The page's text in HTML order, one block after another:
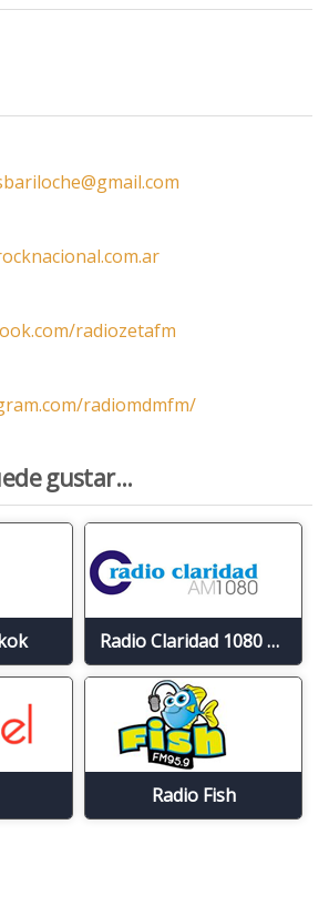
radiozetafm
radiomdmfm/
gustar...
Radio Claridad 1080 AM
Radio Fish